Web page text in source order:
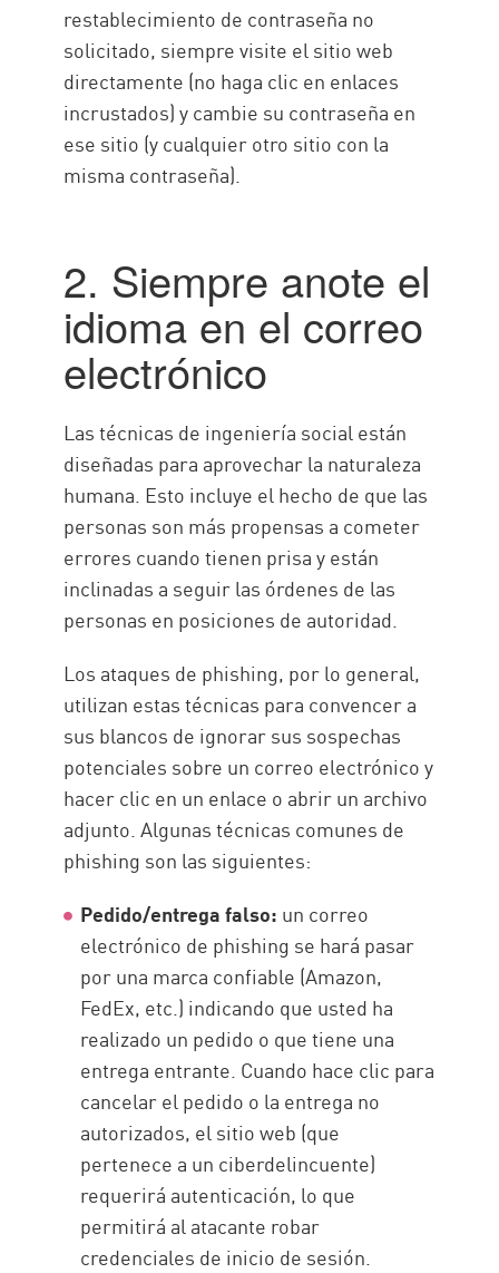
restablecimiento de contraseña no
solicitado, siempre visite el sitio web
directamente (no haga clic en enlaces
incrustados) y cambie su contraseña en
ese sitio (y cualquier otro sitio con la
misma contraseña).
2. Siempre anote el
idioma en el correo
electrónico
Las técnicas de ingeniería social están
diseñadas para aprovechar la naturaleza
humana. Esto incluye el hecho de que las
personas son más propensas a cometer
errores cuando tienen prisa y están
inclinadas a seguir las órdenes de las
personas en posiciones de autoridad.
Los ataques de phishing, por lo general,
utilizan estas técnicas para convencer a
sus blancos de ignorar sus sospechas
potenciales sobre un correo electrónico y
hacer clic en un enlace o abrir un archivo
adjunto. Algunas técnicas comunes de
phishing son las siguientes:
Pedido/entrega falso: un correo
electrónico de phishing se hará pasar
por una marca confiable (Amazon,
FedEx, etc.) indicando que usted ha
realizado un pedido o que tiene una
entrega entrante. Cuando hace clic para
cancelar el pedido o la entrega no
autorizados, el sitio web (que
pertenece a un ciberdelincuente)
requerirá autenticación, lo que
permitirá al atacante robar
credenciales de inicio de sesión.